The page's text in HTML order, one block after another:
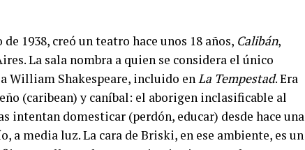
1938, creó un teatro hace unos 18 años, Calibán,
La sala nombra a quien se considera el único
William Shakespeare, incluido enLa Tempestad. Era
(caribean) y caníbal: el aborigen inclasificable al
intentan domesticar (perdón, educar) desde hace una
a media luz. La cara de Briski, en ese ambiente, es un